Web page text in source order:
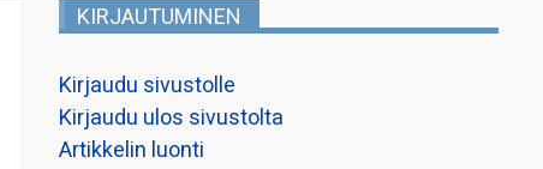
KIRJAUTUMINEN
Kirjaudu sivustolle
Kirjaudu ulos sivustolta
Artikkelin luonti